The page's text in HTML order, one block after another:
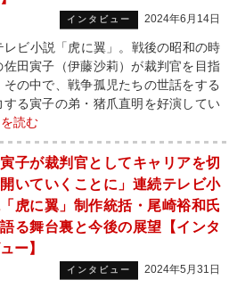
インタビュー 2024年6月14日
ビ小説「虎に翼」。戦後の昭和の時
田寅子（伊藤沙莉）が裁判官を目指
の中で、戦争孤児たちの世話をする
る寅子の弟・猪爪直明を好演してい
読む
寅子が裁判官としてキャリアを切
開いていくことに」連続テレビ小
虎に翼」制作統括・尾崎裕和氏
る舞台裏と今後の展望【インタ
ー】
インタビュー 2024年5月31日